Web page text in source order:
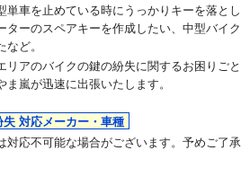
単車を止めている時にうっかりキーを落とし
ターのスペアキーを作成したい、中型バイク
など。
リアのバイクの鍵の紛失に関するお困りごと
嵐が迅速に出張いたします。
対応メーカー・車種
対応不可能な場合がございます。予めご了承